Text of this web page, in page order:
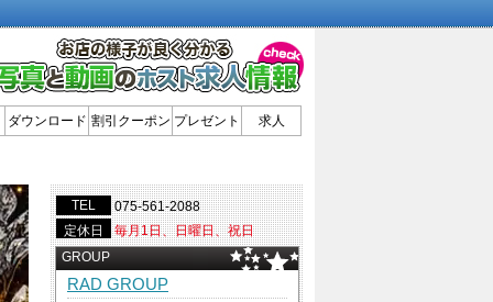
ダウンロード 割引クーポン プレゼント 求人
TEL
075-561-2088
定休日
毎月1日、日曜日、祝日
GROUP
RAD GROUP